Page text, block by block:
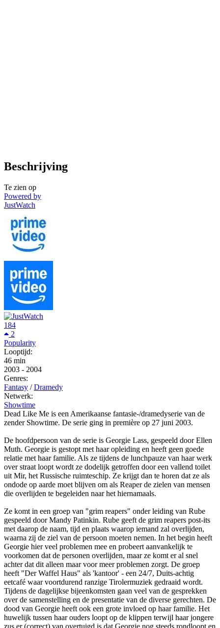
Beschrijving
Te zien op
Powered by
JustWatch
184
2
Popularity
Looptijd:
46 min
2003 - 2004
Genres:
Fantasy / Dramedy
Netwerk:
Showtime
Dead Like Me is een Amerikaanse fantasie-/dramedyserie van de
zender Showtime. De serie ging in première op 27 juni 2003.
De hoofdpersoon van de serie is Georgie Lass, gespeeld door Ellen
Muth. Georgie is gestopt met haar opleiding en heeft geen goede
relatie met haar familie. Als ze tijdens de lunchpauze van haar werk
over straat loopt wordt ze dodelijk getroffen door een vallend toilet
uit Mir, het Russische ruimteschip. Ze krijgt dan te horen dat ze als
ondode op aarde moet blijven om als Reaper de zielen van mensen
die overlijden te begeleiden naar het hiernamaals.
Ze komt in een groep van "grim reapers" onder leiding van Rube
gespeeld door Mandy Patinkin. Rube geeft de grim reapers post-its
met daarop de naam, tijd en plaats waarop iemand zal overlijden,
waarna zij de ziel van de persoon moeten nemen. In het begin heeft
Georgie hier veel problemen mee en probeert aanvankelijk te
voorkomen dat de personen overlijden, maar ze komt er al snel
achter dat dit alleen maar voor meer problemen zorgt. De groep
heeft "Der Waffel Haus" als 'kantoor' - een 24/7, Duits-achtig
eetcafé waar voortdurend ranzige Tirolermuziek gedraaid wordt.
Tijdens de dagelijkse bijeenkomsten gaan veel van de gesprekken
over de samenstelling en de presentatie van de diverse gerechten. De
dood van Georgie heeft ook een grote invloed op haar familie. Het
huwelijk tussen haar ouders loopt op de klippen terwijl haar jongere
zus er (correct) van overtuigd is dat Georgie nog steeds rondloopt en